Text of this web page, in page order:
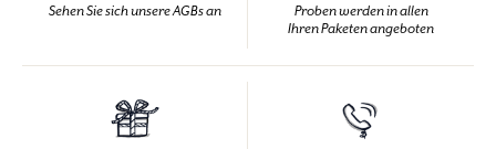
Sehen Sie sich unsere AGBs an
Proben werden in allen
Ihren Paketen angeboten